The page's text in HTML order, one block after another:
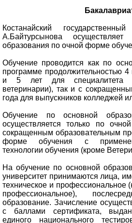
Костанайский
А.Байтурсынова
образования по очной форме
Обучение проводится как по
программе продолжительностью 4
и 5 лет для специалитета
ветеринарии), так и с
года для выпускников колледжей
Обучение по основной
осуществляется только по
сокращенным образовательным
форме обучения с
технологии обучения (кроме
На обучение по основной
университет принимаются лица,
техническое и профессиональное
профессиональное),
образование. Зачисление
с баллами сертификата,
единого национального